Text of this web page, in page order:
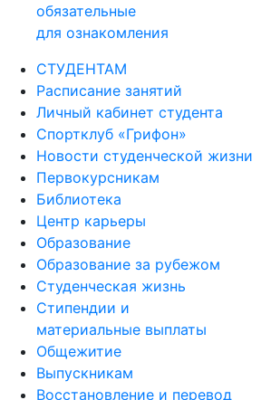
для ознакомления
Расписание занятий
Личный кабинет студента
Спортклуб «Грифон»
Новости студенческой жизни
Первокурсникам
Библиотека
Центр карьеры
Образование
Образование за рубежом
Студенческая жизнь
Стипендии и
материальные выплаты
Общежитие
Выпускникам
Восстановление и перевод
Академический отпуск